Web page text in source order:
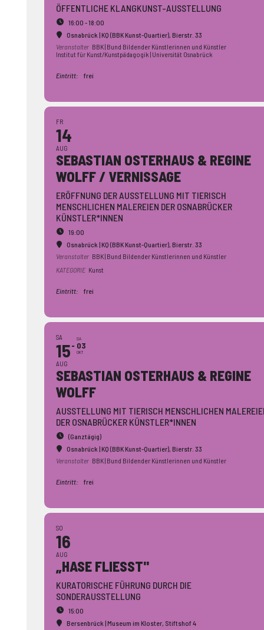
ÖFFENTLICHE KLANGKUNST-AUSSTELLUNG
16:00 - 18:00
Osnabrück | KQ (BBK Kunst-Quartier), Bierstr. 33
Veranstalter BBK | Bund Bildender Künstlerinnen und Künstler
Institut für Kunst/Kunstpädagogik | Universität Osnabrück
Eintritt: frei
FR
14
AUG
SEBASTIAN OSTERHAUS & REGINE
WOLFF / VERNISSAGE
ERÖFFNUNG DER AUSSTELLUNG MIT TIERISCH
MENSCHLICHEN MALEREIEN DER OSNABRÜCKER
KÜNSTLER*INNEN
19:00
Osnabrück | KQ (BBK Kunst-Quartier), Bierstr. 33
Veranstalter BBK | Bund Bildender Künstlerinnen und Künstler
KATEGORIE Kunst
Eintritt: frei
SA
15
AUG
SA
03
OKT
SEBASTIAN OSTERHAUS & REGINE
WOLFF
AUSSTELLUNG MIT TIERISCH MENSCHLICHEN
DER OSNABRÜCKER KÜNSTLER*INNEN
(Ganztägig)
Osnabrück | KQ (BBK Kunst-Quartier), Bierstr. 33
Veranstalter BBK | Bund Bildender Künstlerinnen und Künstler
Eintritt: frei
SO
16
AUG
„HASE FLIESST"
KURATORISCHE FÜHRUNG DURCH DIE
SONDERAUSSTELLUNG
15:00
Bersenbrück | Museum im Kloster, Stiftshof 4